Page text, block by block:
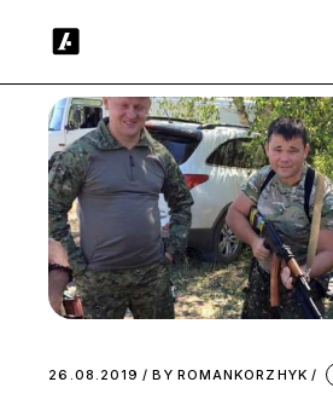
26.08.2019 BY ROMANKORZHYK